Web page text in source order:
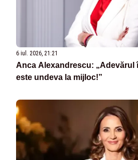
6 iul. 2026, 21:21
Anca Alexandrescu: „Adevărul
este undeva la mijloc!”